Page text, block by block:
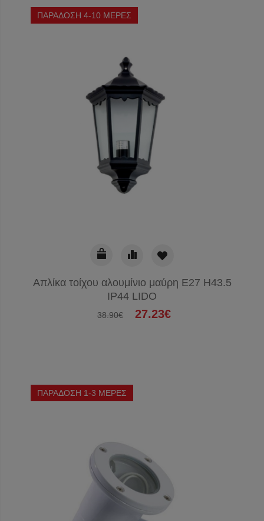
ΠΑΡΑΔΟΣΗ 4-10 ΜΕΡΕΣ
Απλίκα τοίχου αλουμίνιο μαύρη E27 H43.5
IP44 LIDO
38.90€ 27.23€
ΠΑΡΑΔΟΣΗ 1-3 ΜΕΡΕΣ